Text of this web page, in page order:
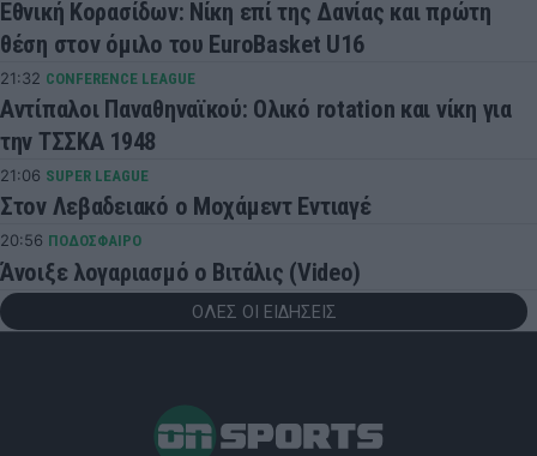
Εθνική Κορασίδων: Νίκη επί της Δανίας και πρώτη
θέση στον όμιλο του EuroBasket U16
21:32 CONFERENCE LEAGUE
Αντίπαλοι Παναθηναϊκού: Ολικό rotation και νίκη για
την ΤΣΣΚΑ 1948
21:06 SUPER LEAGUE
Στον Λεβαδειακό ο Μοχάμεντ Εντιαγέ
20:56 ΠΟΔΟΣΦΑΙΡΟ
Άνοιξε λογαριασμό ο Βιτάλις (Video)
ΟΛΕΣ ΟΙ ΕΙΔΗΣΕΙΣ